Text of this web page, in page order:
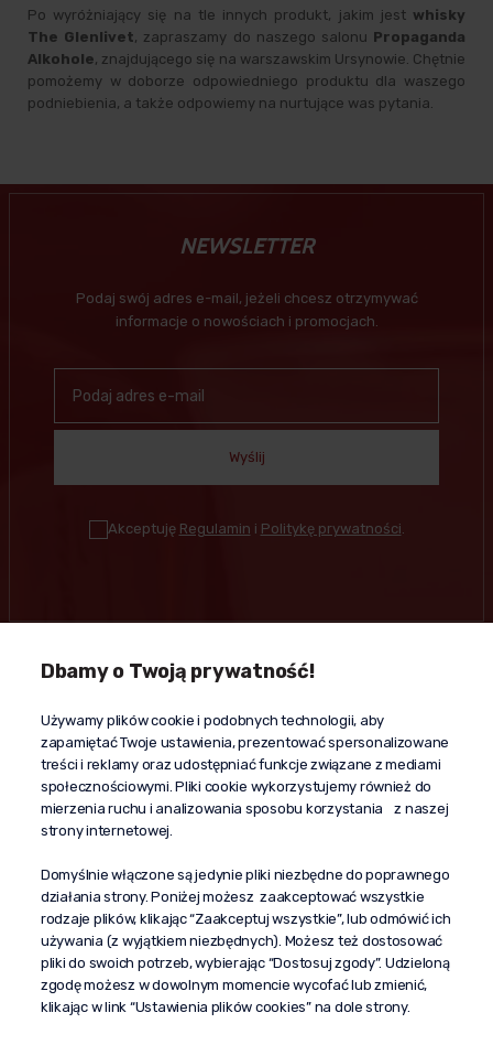
Po wyróżniający się na tle innych produkt, jakim jest whisky
The Glenlivet, zapraszamy do naszego salonu Propaganda
Alkohole, znajdującego się na warszawskim Ursynowie. Chętnie
pomożemy w doborze odpowiedniego produktu dla waszego
podniebienia, a także odpowiemy na nurtujące was pytania.
NEWSLETTER
Podaj swój adres e-mail, jeżeli chcesz otrzymywać
informacje o nowościach i promocjach.
Wyślij
Akceptuję Regulamin i Politykę prywatności.
Kontakt
+48 603 610 870
kontakt@propaganda24h.pl
“Propaganda"
al. Komisji Edukacji Narodowej 51/U5
02-797 Warszawa
Pomoc
Dostawa
Moje konto
O firmie
Dbamy o Twoją prywatność!
Używamy plików cookie i podobnych technologii, aby
zapamiętać Twoje ustawienia, prezentować spersonalizowane
treści i reklamy oraz udostępniać funkcje związane z mediami
społecznościowymi. Pliki cookie wykorzystujemy również do
mierzenia ruchu i analizowania sposobu korzystania z naszej
strony internetowej.
Domyślnie włączone są jedynie pliki niezbędne do poprawnego
działania strony. Poniżej możesz zaakceptować wszystkie
rodzaje plików, klikając “Zaakceptuj wszystkie”, lub odmówić ich
używania (z wyjątkiem niezbędnych). Możesz też dostosować
pliki do swoich potrzeb, wybierając “Dostosuj zgody”. Udzieloną
zgodę możesz w dowolnym momencie wycofać lub zmienić,
klikając w link “Ustawienia plików cookies” na dole strony.